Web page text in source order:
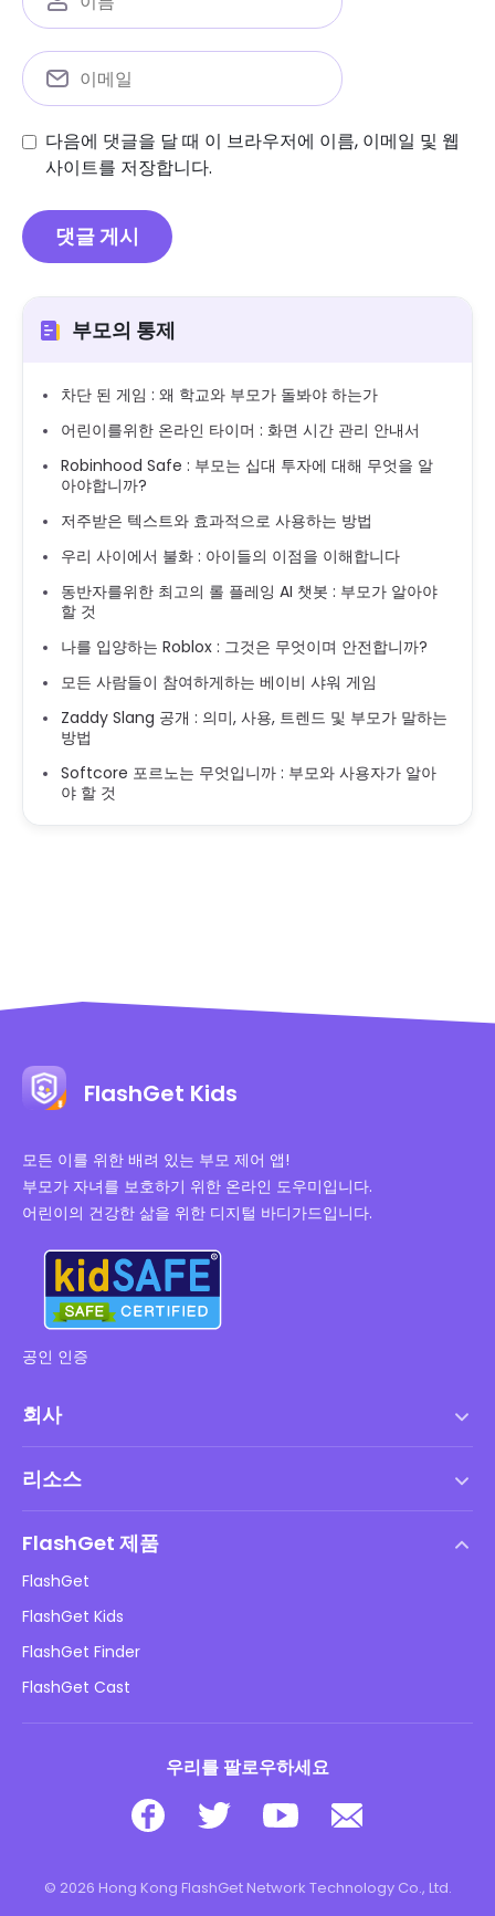
다음에 댓글을 달 때 이 브라우저에 이름, 이메일 및 웹
사이트를 저장합니다.
부모의 통제
차단 된 게임 : 왜 학교와 부모가 돌봐야 하는가
어린이를위한 온라인 타이머 : 화면 시간 관리 안내서
Robinhood Safe : 부모는 십대 투자에 대해 무엇을 알
아야합니까?
저주받은 텍스트와 효과적으로 사용하는 방법
우리 사이에서 불화 : 아이들의 이점을 이해합니다
동반자를위한 최고의 롤 플레잉 AI 챗봇 : 부모가 알아야
할 것
나를 입양하는 Roblox : 그것은 무엇이며 안전합니까?
모든 사람들이 참여하게하는 베이비 샤워 게임
Zaddy Slang 공개 : 의미, 사용, 트렌드 및 부모가 말하는
방법
Softcore 포르노는 무엇입니까 : 부모와 사용자가 알아
야 할 것
FlashGet Kids
모든 이를 위한 배려 있는 부모 제어 앱!
부모가 자녀를 보호하기 위한 온라인 도우미입니다.
어린이의 건강한 삶을 위한 디지털 바디가드입니다.
공인 인증
회사
DMCA 정책
개인정보 처리방침
광고 정책
내 정보를 판매하지 마십시오
리소스
블로그
아동 온라인 안전
다운로드
FlashGet 제품
FlashGet
FlashGet Kids
FlashGet Finder
FlashGet Cast
우리를 팔로우하세요
© 2026 Hong Kong FlashGet Network Technology Co., Ltd.